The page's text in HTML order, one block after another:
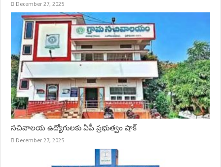
December 27, 2025
సచివాలయ ఉద్యోగులకు ఏపీ ప్రభుత్వం షాక్
December 27, 2025